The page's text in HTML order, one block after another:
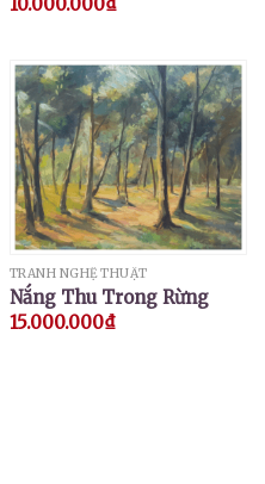
TRANH NGHỆ THUẬT
Nắng Thu Trong Rừng
15.000.000₫